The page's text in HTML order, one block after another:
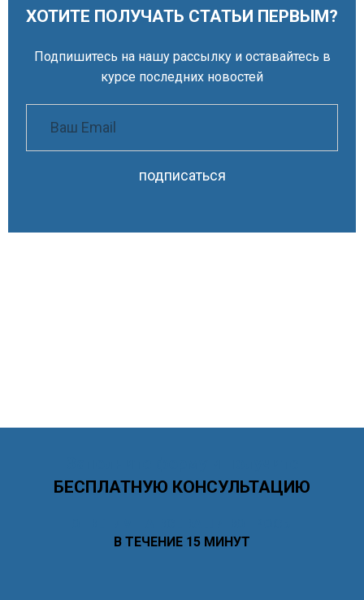
ХОТИТЕ ПОЛУЧАТЬ СТАТЬИ ПЕРВЫМ?
Подпишитесь на нашу рассылку и оставайтесь в
курсе последних новостей
подписаться
БЕСПЛАТНУЮ КОНСУЛЬТАЦИЮ
В ТЕЧЕНИЕ 15 МИНУТ